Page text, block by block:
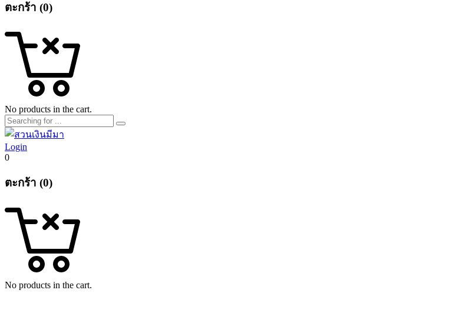
ตะกร้า (0)
No products in the cart.
Login
0
ตะกร้า (0)
No products in the cart.